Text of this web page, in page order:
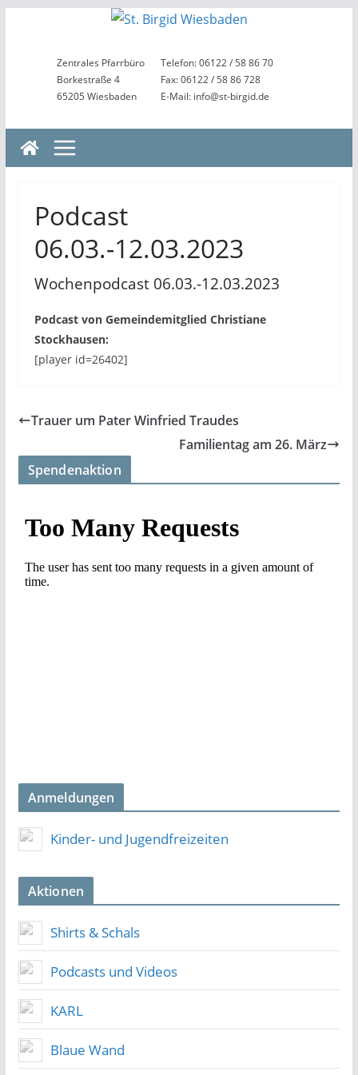
springenZentrales Pfarrbüro
Borkestraße 4
65205 Wiesbaden
Telefon: 06122 / 58 86 70
Fax: 06122 / 58 86 728
E-Mail: info@st-birgid.de
Podcast
06.03.-12.03.2023
Wochenpodcast 06.03.-12.03.2023
Podcast von Gemeindemitglied Christiane
Stockhausen:
[player id=26402]
Trauer um Pater Winfried Traudes
Familientag am 26. März
Spendenaktion
Anmeldungen
Kinder- und Jugendfreizeiten
Aktionen
Shirts & Schals
Podcasts und Videos
KARL
Blaue Wand